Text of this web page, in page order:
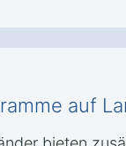
auf